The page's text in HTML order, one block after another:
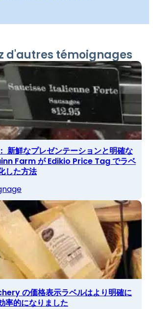
d'autres témoignages
新鮮なプレゼンテーションと明確な
Farm が Edikio Price Tag でラベ
した方法
の価格表示ラベルはより明確に
率的になりました